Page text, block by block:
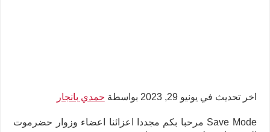
اخر تحديث في يونيو 29, 2023 بواسطة حمدي بانجار
Save Mode مرحبا بكم مجددا اعزائنا اعضاء وزوار حضرموت